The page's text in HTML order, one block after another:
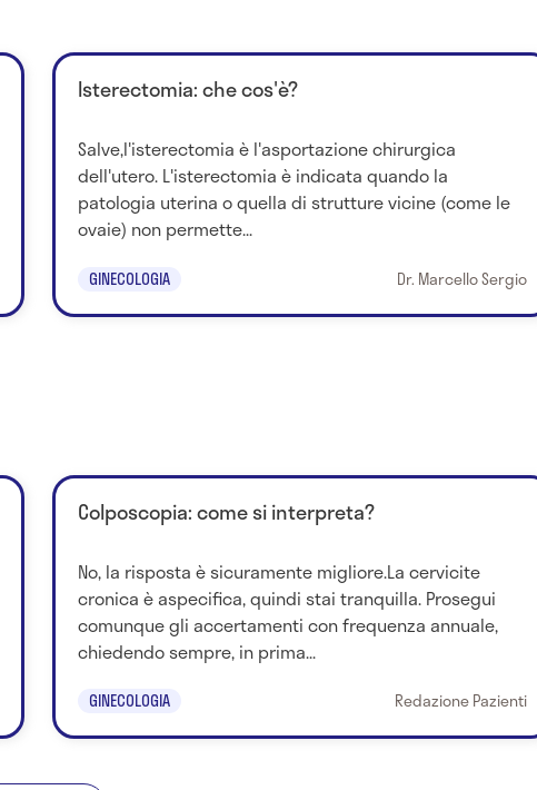
Isterectomia: che cos'è?
Salve,l'isterectomia è l'asportazione chirurgica
dell'utero. L'isterectomia è indicata quando la
patologia uterina o quella di strutture vicine (come le
ovaie) non permette...
GINECOLOGIA Dr. Marcello Sergio
Colposcopia: come si interpreta?
No, la risposta è sicuramente migliore.La cervicite
cronica è aspecifica, quindi stai tranquilla. Prosegui
comunque gli accertamenti con frequenza annuale,
chiedendo sempre, in prima...
GINECOLOGIA Redazione Pazienti